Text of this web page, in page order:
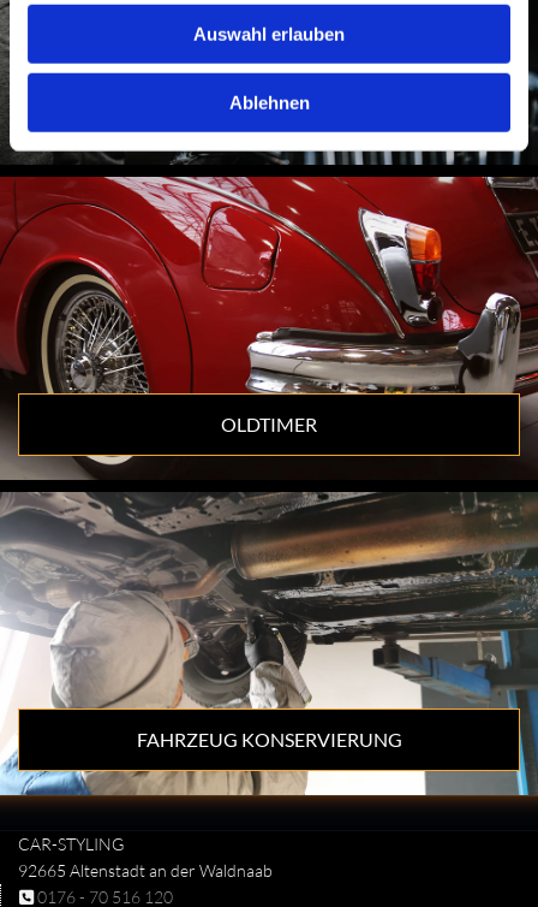
Auswahl erlauben
Ablehnen
LACKVEREDELUNG
OLDTIMER
FAHRZEUG KONSERVIERUNG
CAR-STYLING
92665 Altenstadt an der Waldnaab
 0176 - 70 516 120